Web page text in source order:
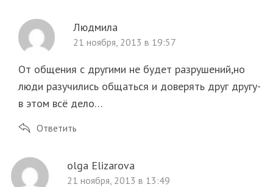
Людмила
21 ноября, 2013 в 19:57
От общения с другими не будет разрушений,но
люди разучились общаться и доверять друг другу-
в этом всё дело…
Ответить
olga Elizarova
21 ноября, 2013 в 13:49